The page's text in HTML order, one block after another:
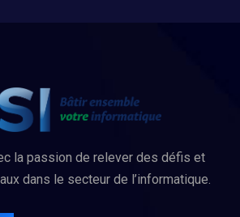
la passion de relever des défis et
dans le secteur de l’informatique.